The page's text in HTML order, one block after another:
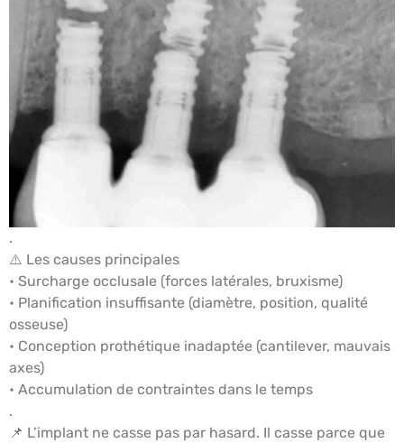
.
⚠️ Les causes principales
• Surcharge occlusale (forces latérales, bruxisme)
• Planification insuffisante (diamètre, position, qualité
osseuse)
• Conception prothétique inadaptée (cantilever, mauvais
axes)
• Accumulation de contraintes dans le temps
.
📌 L’implant ne casse pas par hasard. Il casse parce que